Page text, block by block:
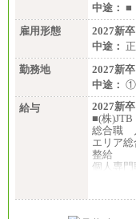
中途： ■
雇用形態
2027新卒
中途：
勤務地
2027新卒
中途： ①
給与
2027新卒
■(株)JTB
総合職
エリア
整給
個人専